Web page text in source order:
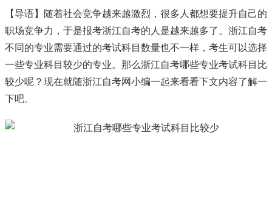
【导语】随着社会竞争越来越激烈，很多人都想要提升自己的
职场竞争力，于是报考浙江自考的人是越来越多了。浙江自考
不同的专业需要通过的考试科目数量也不一样，考生可以选择
一些专业科目较少的专业。那么浙江自考哪些专业考试科目比
较少呢？现在就随浙江自考网小编一起来看看下文内容了解一
下吧。